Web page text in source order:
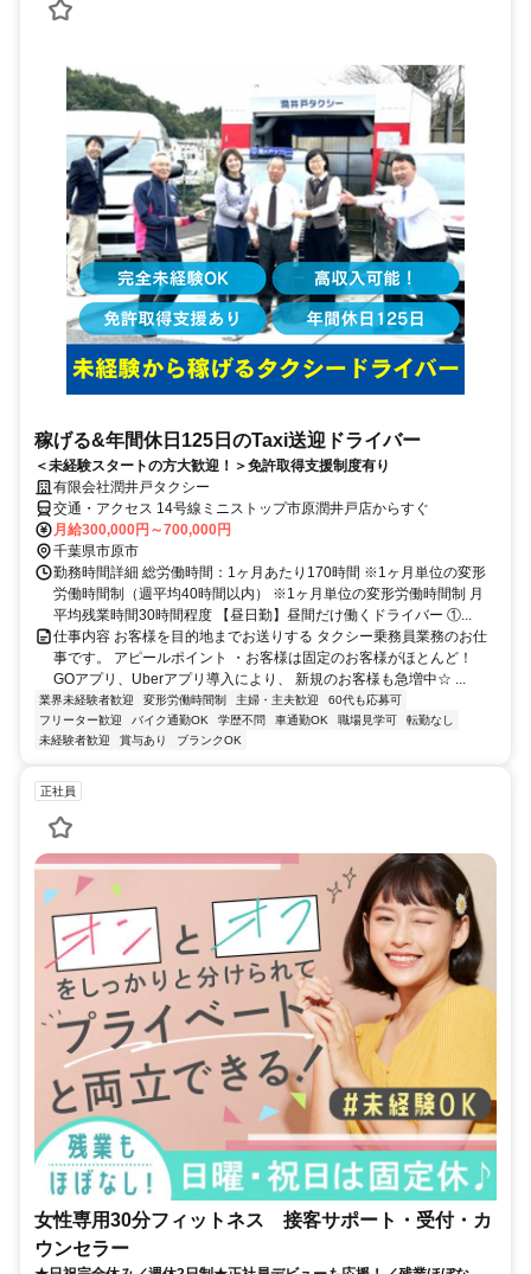
稼げる&年間休日125日のTaxi送迎ドライバー
＜未経験スタートの方大歓迎！＞免許取得支援制度有り
有限会社潤井戸タクシー
交通・アクセス 14号線ミニストップ市原潤井戸店からすぐ
月給300,000円～700,000円
千葉県市原市
勤務時間詳細 総労働時間：1ヶ月あたり170時間 ※1ヶ月単位の変形
労働時間制（週平均40時間以内） ※1ヶ月単位の変形労働時間制 月
平均残業時間30時間程度 【昼日勤】昼間だけ働くドライバー ①...
仕事内容 お客様を目的地までお送りする タクシー乗務員業務のお仕
事です。 アピールポイント ・お客様は固定のお客様がほとんど！
GOアプリ、Uberアプリ導入により、 新規のお客様も急増中☆ ...
業界未経験者歓迎 変形労働時間制 主婦・主夫歓迎
60代も応募可
フリーター歓迎
バイク通勤OK 学歴不問 車通勤OK 職場見学可
転勤なし
未経験者歓迎
賞与あり ブランクOK
正社員
女性専用30分フィットネス 接客サポート・受付・カ
ウンセラー